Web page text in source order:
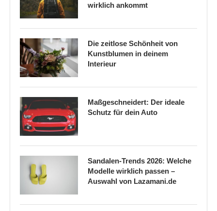
wirklich ankommt
Die zeitlose Schönheit von
Kunstblumen in deinem
Interieur
Maßgeschneidert: Der ideale
Schutz für dein Auto
Sandalen-Trends 2026: Welche
Modelle wirklich passen –
Auswahl von Lazamani.de